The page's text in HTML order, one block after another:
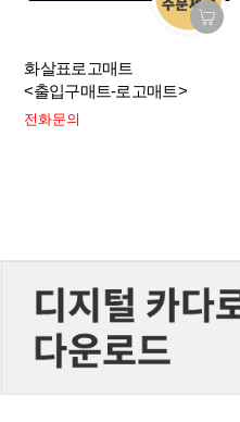
화살표로고매트
<출입구매트-로고매트>
전화문의